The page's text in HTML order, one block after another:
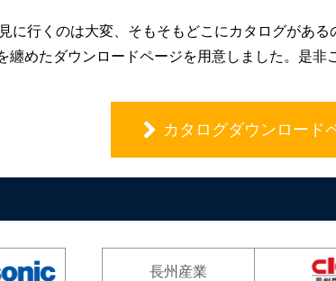
に行くのは大変、そもそもどこにカタログがある
めたダウンロードページを用意しました。是非
カタログダウンロード
長州産業